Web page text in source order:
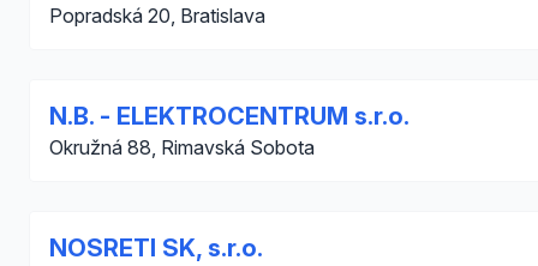
Popradská 20, Bratislava
N.B. - ELEKTROCENTRUM s.r.o.
Okružná 88, Rimavská Sobota
NOSRETI SK, s.r.o.